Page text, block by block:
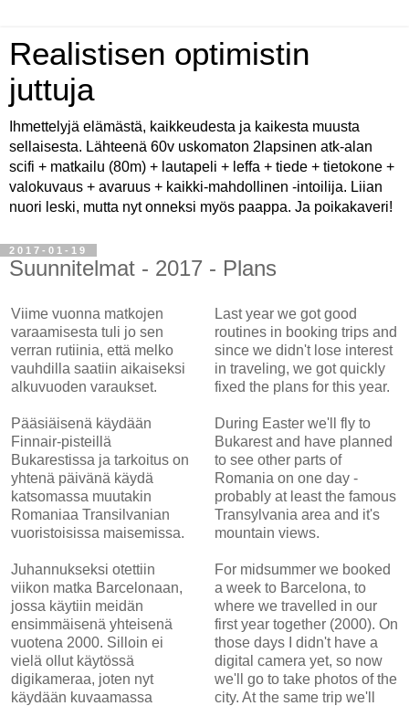
Realistisen optimistin
juttuja
Ihmettelyjä elämästä, kaikkeudesta ja kaikesta muusta
sellaisesta. Lähteenä 60v uskomaton 2lapsinen atk-alan
scifi + matkailu (80m) + lautapeli + leffa + tiede + tietokone +
valokuvaus + avaruus + kaikki-mahdollinen -intoilija. Liian
nuori leski, mutta nyt onneksi myös paappa. Ja poikakaveri!
2017-01-19
Suunnitelmat - 2017 - Plans
Viime vuonna matkojen
varaamisesta tuli jo sen
verran rutiinia, että melko
vauhdilla saatiin aikaiseksi
alkuvuoden varaukset.
Pääsiäisenä käydään
Finnair-pisteillä
Bukarestissa ja tarkoitus on
yhtenä päivänä käydä
katsomassa muutakin
Romaniaa Transilvanian
vuoristoisissa maisemissa.
Juhannukseksi otettiin
viikon matka Barcelonaan,
jossa käytiin meidän
ensimmäisenä yhteisenä
vuotena 2000. Silloin ei
vielä ollut käytössä
digikameraa, joten nyt
käydään kuvaamassa
Last year we got good
routines in booking trips and
since we didn't lose interest
in traveling, we got quickly
fixed the plans for this year.
During Easter we'll fly to
Bukarest and have planned
to see other parts of
Romania on one day -
probably at least the famous
Transylvania area and it's
mountain views.
For midsummer we booked
a week to Barcelona, to
where we travelled in our
first year together (2000). On
those days I didn't have a
digital camera yet, so now
we'll go to take photos of the
city. At the same trip we'll